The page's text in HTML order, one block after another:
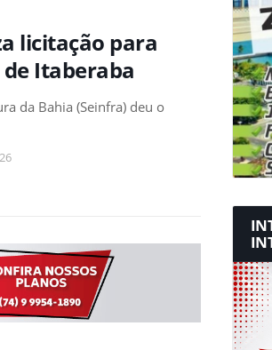
licitação para
Itaberaba
da Bahia (Seinfra) deu o